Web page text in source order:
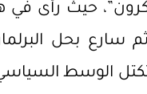
حيث رأى في
ثم سارع بحل
الوسط